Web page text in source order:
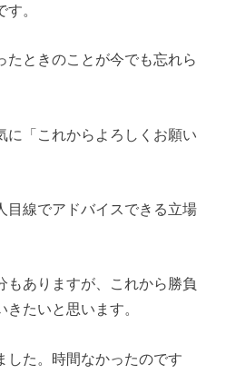
。
たときのことが今でも忘れら
に「これからよろしくお願い
目線でアドバイスできる立場
もありますが、これから勝負
たいと思います。
した。時間なかったのです